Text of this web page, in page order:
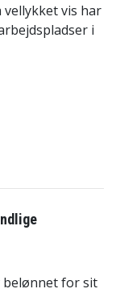
vis har
i
belønnet for sit